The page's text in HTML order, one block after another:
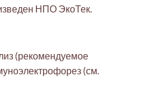
НПО ЭкоТек.
(рекомендуемое
(см.